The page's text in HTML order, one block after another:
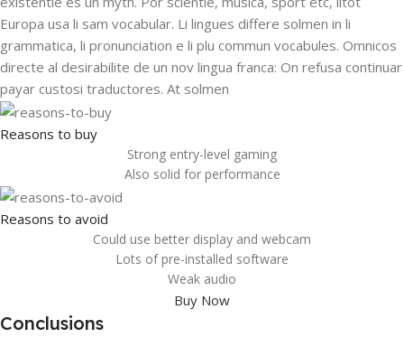
Europa usa li sam vocabular. Li lingues differe solmen in li
grammatica, li pronunciation e li plu commun vocabules. Omnicos
directe al desirabilite de un nov lingua franca: On refusa continuar
payar custosi traductores. At solmen
Reasons to buy
Strong entry-level gaming
Also solid for performance
Reasons to avoid
Could use better display and webcam
Lots of pre-installed software
Weak audio
Buy Now
Conclusions